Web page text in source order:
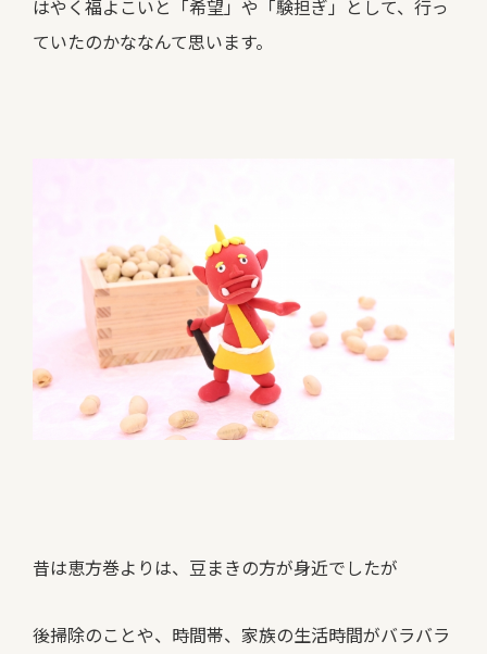
はやく福よこいと「希望」や「験担ぎ」として、行っ
ていたのかななんて思います。
昔は恵方巻よりは、豆まきの方が身近でしたが
後掃除のことや、時間帯、家族の生活時間がバラバラ